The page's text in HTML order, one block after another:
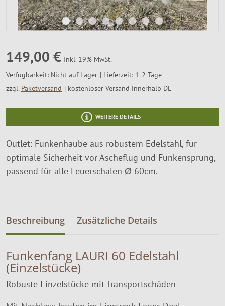
Über Uns
149,00 € Inkl. 19% MwSt.
Verfügbarkeit: Nicht auf Lager
Lieferzeit: 1-2 Tage
zzgl. Paketversand kostenloser Versand innerhalb DE
WEITERE DETAILS
Outlet: Funkenhaube aus robustem Edelstahl, für
optimale Sicherheit vor Ascheflug und Funkensprung,
passend für alle Feuerschalen Ø 60cm.
Beschreibung Zusätzliche Details
Funkenfang LAURI 60 Edelstahl
(Einzelstücke)
Robuste Einzelstücke mit Transportschäden